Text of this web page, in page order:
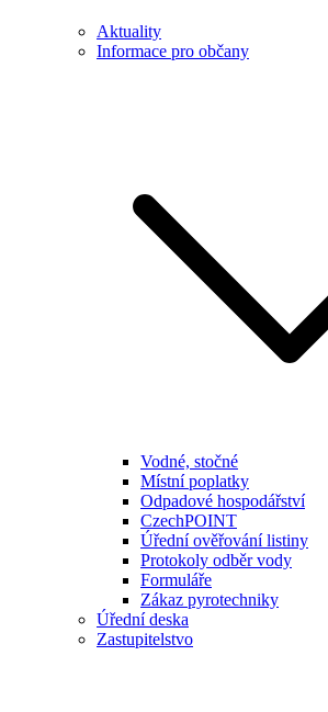
Aktuality
Informace pro občany
Vodné, stočné
Místní poplatky
Odpadové hospodářství
CzechPOINT
Úřední ověřování listiny
Protokoly odběr vody
Formuláře
Zákaz pyrotechniky
Úřední deska
Zastupitelstvo